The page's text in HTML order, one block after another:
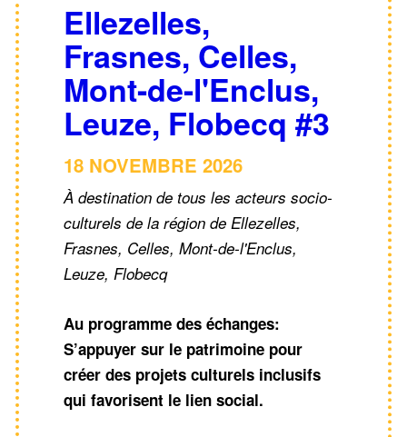
Ellezelles,
Frasnes, Celles,
Mont-de-l'Enclus,
Leuze, Flobecq #3
18 NOVEMBRE 2026
À destination de tous les acteurs socio-
culturels de la région de Ellezelles,
Frasnes, Celles, Mont-de-l'Enclus,
Leuze, Flobecq
Au programme des échanges:
S’appuyer sur le patrimoine pour
créer des projets culturels inclusifs
qui favorisent le lien social.